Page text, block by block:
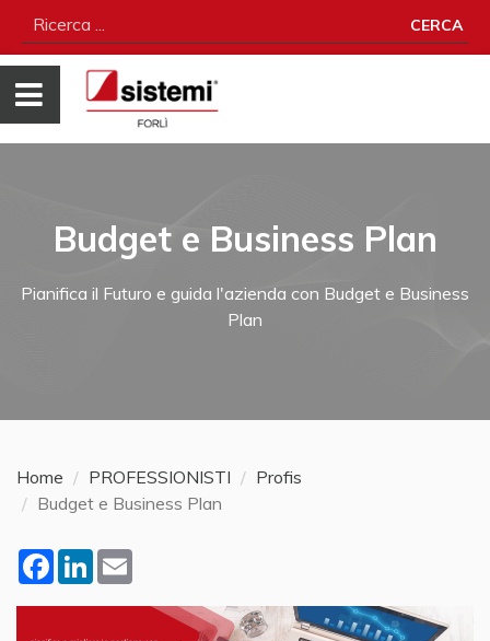
CERCA
Budget e Business Plan
Pianifica il Futuro e guida l'azienda con Budget e Business
Plan
Home PROFESSIONISTI
Profis
Budget e Business Plan
Facebook
LinkedIn